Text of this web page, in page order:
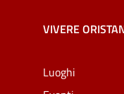
VIVERE
Luoghi